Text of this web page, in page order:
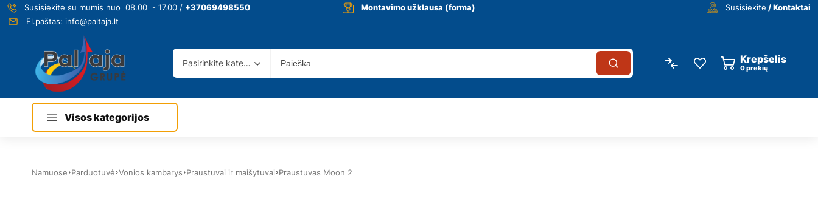
Susisiekite su mumis nuo 08.00 - 17.00 / +37069498550 Montavimo užklausa (forma) Susisiekite / Kontaktai
El.paštas: info@paltaja.lt
Pasirinkite kategoriją Krepšelis
0prekių
Visos kategorijos
Namuose Parduotuvė Vonios kambarys Praustuvai ir maišytuvai Praustuvas Moon 2